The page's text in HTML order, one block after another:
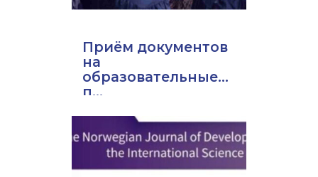
Приём документов
на
образовательные
п...